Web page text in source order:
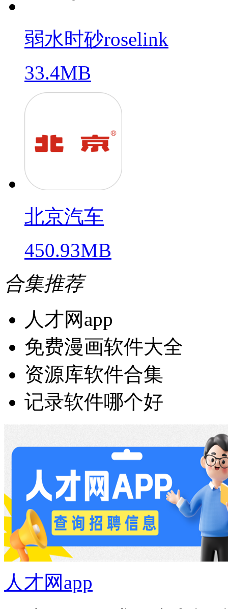
弱水时砂roselink
33.4MB
北京汽车
450.93MB
合集推荐
人才网app
免费漫画软件大全
资源库软件合集
记录软件哪个好
人才网app